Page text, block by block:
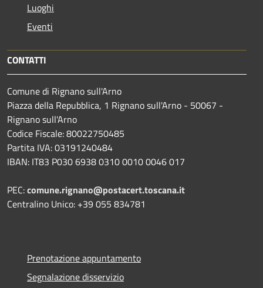
Luoghi
Eventi
CONTATTI
Comune di Rignano sull'Arno
Piazza della Repubblica, 1 Rignano sull'Arno - 50067 -
Rignano sull'Arno
Codice Fiscale: 80022750485
Partita IVA: 03191240484
IBAN: IT83 P030 6938 0310 0010 0046 017
PEC:comune.rignano@postacert.toscana.it
Centralino Unico: +39 055 834781
Prenotazione appuntamento
Segnalazione disservizio